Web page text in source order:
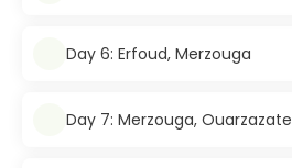
Day 6: Erfoud, Merzouga
Day 7: Merzouga, Ouarzazate